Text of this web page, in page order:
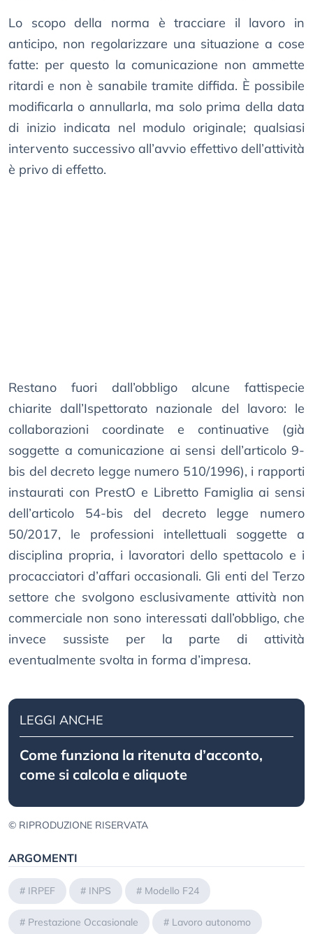
Lo scopo della norma è tracciare il lavoro in
anticipo, non regolarizzare una situazione a cose
fatte: per questo la comunicazione non ammette
ritardi e non è sanabile tramite diffida. È possibile
modificarla o annullarla, ma solo prima della data
di inizio indicata nel modulo originale; qualsiasi
intervento successivo all’avvio effettivo dell’attività
è privo di effetto.
Restano fuori dall’obbligo alcune fattispecie
chiarite dall’Ispettorato nazionale del lavoro: le
collaborazioni coordinate e continuative (già
soggette a comunicazione ai sensi dell’articolo 9-
bis del decreto legge numero 510/1996), i rapporti
instaurati con PrestO e Libretto Famiglia ai sensi
dell’articolo 54-bis del decreto legge numero
50/2017, le professioni intellettuali soggette a
disciplina propria, i lavoratori dello spettacolo e i
procacciatori d’affari occasionali. Gli enti del Terzo
settore che svolgono esclusivamente attività non
commerciale non sono interessati dall’obbligo, che
invece sussiste per la parte di attività
eventualmente svolta in forma d’impresa.
LEGGI ANCHE
Come funziona la ritenuta d’acconto,
come si calcola e aliquote
© RIPRODUZIONE RISERVATA
ARGOMENTI
# IRPEF # INPS # Modello F24
# Prestazione Occasionale # Lavoro autonomo